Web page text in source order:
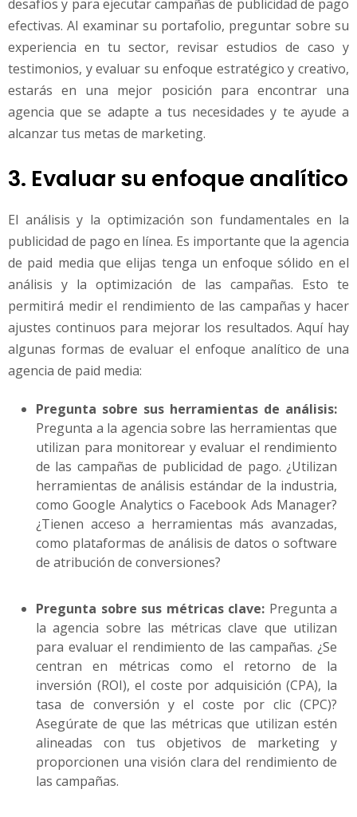
desafíos y para ejecutar campañas de publicidad de pago
efectivas. Al examinar su portafolio, preguntar sobre su
experiencia en tu sector, revisar estudios de caso y
testimonios, y evaluar su enfoque estratégico y creativo,
estarás en una mejor posición para encontrar una
agencia que se adapte a tus necesidades y te ayude a
alcanzar tus metas de marketing.
3. Evaluar su enfoque analítico
El análisis y la optimización son fundamentales en la
publicidad de pago en línea. Es importante que la agencia
de paid media que elijas tenga un enfoque sólido en el
análisis y la optimización de las campañas. Esto te
permitirá medir el rendimiento de las campañas y hacer
ajustes continuos para mejorar los resultados. Aquí hay
algunas formas de evaluar el enfoque analítico de una
agencia de paid media:
Pregunta sobre sus herramientas de análisis:
Pregunta a la agencia sobre las herramientas que
utilizan para monitorear y evaluar el rendimiento
de las campañas de publicidad de pago. ¿Utilizan
herramientas de análisis estándar de la industria,
como Google Analytics o Facebook Ads Manager?
¿Tienen acceso a herramientas más avanzadas,
como plataformas de análisis de datos o software
de atribución de conversiones?
Pregunta sobre sus métricas clave: Pregunta a
la agencia sobre las métricas clave que utilizan
para evaluar el rendimiento de las campañas. ¿Se
centran en métricas como el retorno de la
inversión (ROI), el coste por adquisición (CPA), la
tasa de conversión y el coste por clic (CPC)?
Asegúrate de que las métricas que utilizan estén
alineadas con tus objetivos de marketing y
proporcionen una visión clara del rendimiento de
las campañas.